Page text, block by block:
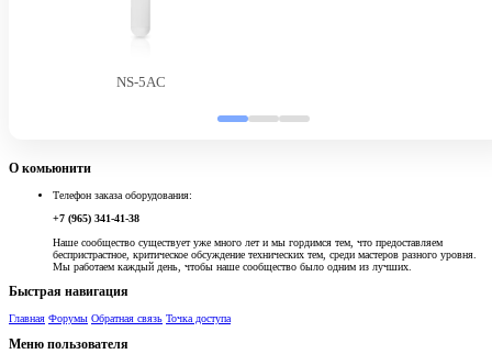
NS-5AC
О комьюнити
Телефон заказа оборудования:
+7 (965) 341-41-38
Наше сообщество существует уже много лет и мы гордимся тем, что предоставляем
беспристрастное, критическое обсуждение технических тем, среди мастеров разного уровня.
Мы работаем каждый день, чтобы наше сообщество было одним из лучших.
Быстрая навигация
Главная Форумы Обратная связь Точка доступа
Меню пользователя